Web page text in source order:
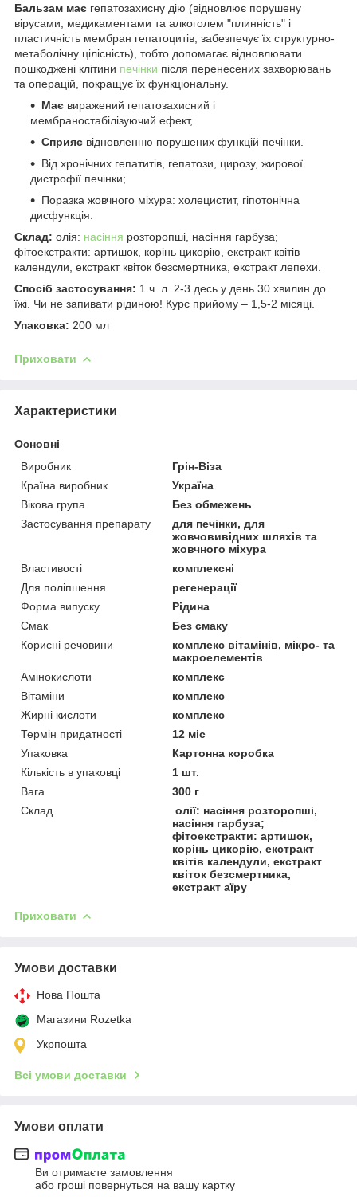
Бальзам має гепатозахисну дію (відновлює порушену
вірусами, медикаментами та алкоголем "плинність" і
пластичність мембран гепатоцитів, забезпечує їх структурно-
метаболічну цілісність), тобто допомагає відновлювати
пошкоджені клітини печінки після перенесених захворювань
та операцій, покращує їх функціональну.
Має виражений гепатозахисний і
мембраностабілізуючий ефект,
Сприяє відновленню порушених функцій печінки.
Від хронічних гепатитів, гепатози, цирозу, жирової
дистрофії печінки;
Поразка жовчного міхура: холецистит, гіпотонічна
дисфункція.
Склад: олія: насіння розторопші, насіння гарбуза;
фітоекстракти: артишок, корінь цикорію, екстракт квітів
календули, екстракт квіток безсмертника, екстракт лепехи.
Спосіб застосування: 1 ч. л. 2-3 десь у день 30 хвилин до
їжі. Чи не запивати рідиною! Курс прийому – 1,5-2 місяці.
Упаковка: 200 мл
Приховати
Характеристики
Основні
Виробник
Грін-Віза
Країна виробник
Україна
Вікова група
Без обмежень
Застосування препарату
для печінки, для
жовчовивідних шляхів та
жовчного міхура
Властивості
комплексні
Для поліпшення
регенерації
Форма випуску
Рідина
Смак
Без смаку
Корисні речовини
комплекс вітамінів, мікро- та
макроелементів
Амінокислоти
комплекс
Вітаміни
комплекс
Жирні кислоти
комплекс
Термін придатності
12 міс
Упаковка
Картонна коробка
Кількість в упаковці
1 шт.
Вага
300 г
Склад
олії: насіння розторопші,
насіння гарбуза;
фітоекстракти: артишок,
корінь цикорію, екстракт
квітів календули, екстракт
квіток безсмертника,
екстракт аїру
Приховати
Умови доставки
Нова Пошта
Магазини Rozetka
Укрпошта
Всі умови доставки
Умови оплати
Ви отримаєте замовлення
або гроші повернуться на вашу картку